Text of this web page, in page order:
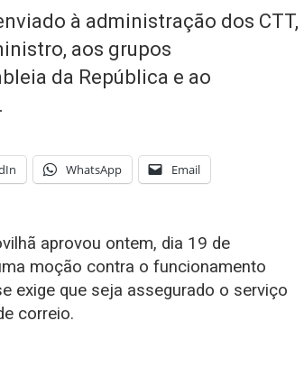
à administração dos CTT,
aos grupos
da República e ao
WhatsApp Email
aprovou ontem, dia 19 de
moção contra o funcionamento
exige que seja assegurado o serviço
correio.